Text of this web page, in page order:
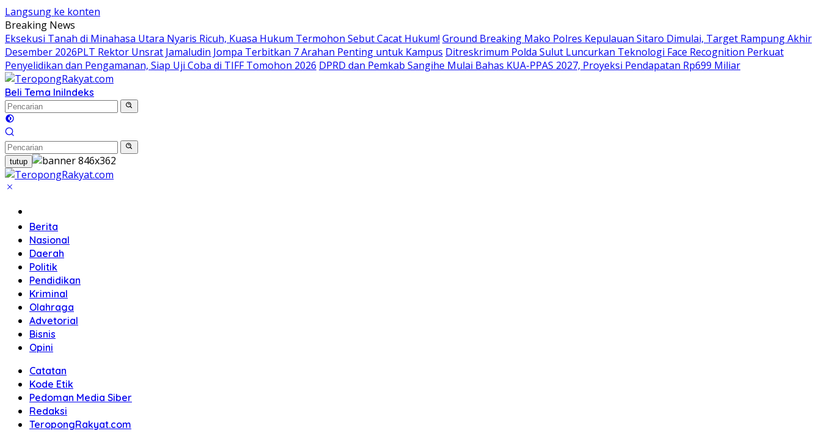
Langsung ke konten
Breaking News
Eksekusi Tanah di Minahasa Utara Nyaris Ricuh, Kuasa Hukum Termohon Sebut Cacat Hukum! Ground Breaking Mako Polres Kepulauan Sitaro Dimulai, Target Rampung Akhir
Desember 2026​PLT Rektor Unsrat Jamaludin Jompa Terbitkan 7 Arahan Penting untuk Kampus Ditreskrimum Polda Sulut Luncurkan Teknologi Face Recognition Perkuat
Penyelidikan dan Pengamanan, Siap Uji Coba di TIFF Tomohon 2026 DPRD dan Pemkab Sangihe Mulai Bahas KUA-PPAS 2027, Proyeksi Pendapatan Rp699 Miliar
Beli Tema IniIndeks
tutup
Berita
Nasional
Daerah
Politik
Pendidikan
Kriminal
Olahraga
Advetorial
Bisnis
Opini
Catatan
Kode Etik
Pedoman Media Siber
Redaksi
TeropongRakyat.com